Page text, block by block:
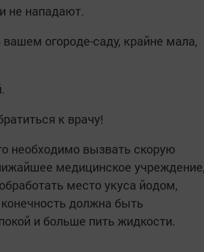
не нападают.
огороде-саду, крайне мала,
к врачу!
необходимо вызвать скорую
медицинское
место укуса йодом,
должна быть
и больше пить жидкости.